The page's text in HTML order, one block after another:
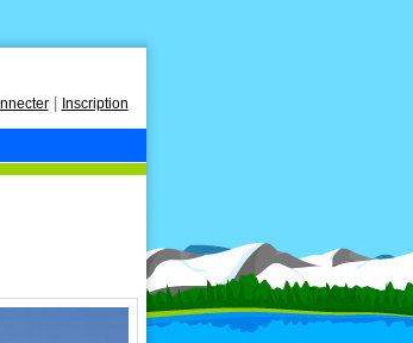
| Inscription